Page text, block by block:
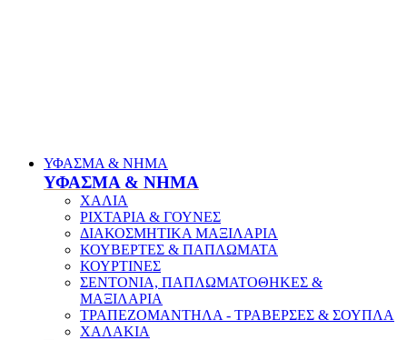
ΥΦΑΣΜΑ & ΝΗΜΑ
ΥΦΑΣΜΑ & ΝΗΜΑ
ΧΑΛΙΑ
ΡΙΧΤΑΡΙΑ & ΓΟΥΝΕΣ
ΔΙΑΚΟΣΜΗΤΙΚΑ ΜΑΞΙΛΑΡΙΑ
ΚΟΥΒΕΡΤΕΣ & ΠΑΠΛΩΜΑΤΑ
ΚΟΥΡΤΙΝΕΣ
ΣΕΝΤΟΝΙΑ, ΠΑΠΛΩΜΑΤΟΘΗΚΕΣ &
ΜΑΞΙΛΑΡΙΑ
ΤΡΑΠΕΖΟΜΑΝΤΗΛΑ - ΤΡΑΒΕΡΣΕΣ & ΣΟΥΠΛΑ
ΧΑΛΑΚΙΑ